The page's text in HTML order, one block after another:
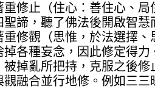
重修止（住心：善住心、
諦，聽了佛法後開啟智慧
重修觀（思惟，於法選擇
各種妄念，因此修定得力
被掉亂所把持，克服之後修
觀融合並行地修。例如三